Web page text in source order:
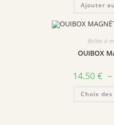
Ajouter
Boîtes à
OUIBOX
14.50 € –
Choix